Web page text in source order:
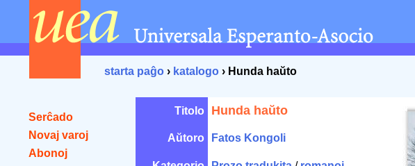
starta paĝo › katalogo › Hunda haŭto
Serĉado
Novaj varoj
Abonoj
Titolo Hunda haŭto
Aŭtoro Fatos Kongoli